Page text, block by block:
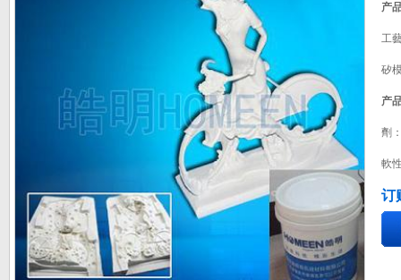
产
工
矽
产
劑
軟
订